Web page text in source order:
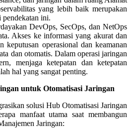
yang lebih baik merupakan
pendekatan ini.
DevOps, SecOps, dan NetOps
Akses ke informasi yang akurat dan
keputusan operasional dan keamanan
dan otomatis. Dalam operasi jaringan
menjaga ketepatan dan ketepatan
hal yang sangat penting.
untuk Otomatisasi Jaringan
solusi Hub Otomatisasi Jaringan
manfaat utama saat membangun
Jaringan: